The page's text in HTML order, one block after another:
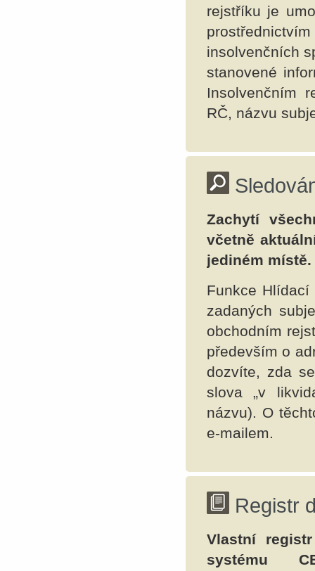
rejstříku je
insolvenčních
stanovené
Insolvenčním
RČ, názvu
Zachytí
včetně
jediném místě.
Funkce
zadaných
obchodním
především o
dozvíte, zda
slova „v
názvu). O
e-mailem.
Registr
Vlastní
systému